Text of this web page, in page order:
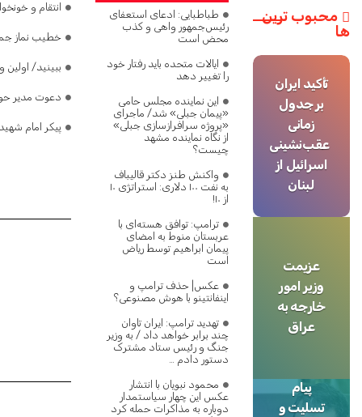
محبوب ترین
ها
تأکید ایران
بر جدول
زمانی
عقب‌نشینی
اسرائیل از
لبنان
عزیمت
وزیر امور
خارجه به
عراق
پیام
تسلیت و
طباطبایی: ادعای استعفای
رئیس‌جمهور واهی و کذب
محض است
ایالات متحده باید رفتار خود
را تغییر دهد
این نماینده مجلس حامی
«پیمان جبلی» شد/ ماجرای
«پروژه سرافرازسازی جبلی»
از نگاه نماینده مشهد
چیست؟
واکنش طنز دکتر قالیباف
به نفت ۱۰۰ دلاری: استراتژی ۱۰
از ۱۰!
ترامپ: توافق هسته‌ای با
عربستان منوط به امضای
پیمان ابراهیم توسط ریاض
است
عکس| حذف ترامپ و
اینفانتینو با هوش مصنوعی؟
تهدید ترامپ: ایران تاوان
چند برابر خواهد داد / به وزیر
جنگ و رئیس ستاد مشترک
دستور دادم …
محمود نبویان با انتشار
عکس این چهار سیاستمدار
دوباره به مذاکرات حمله کرد
انتقام و
خطیب نماز
ببینید/
دعوت مدیر
پیکر امام